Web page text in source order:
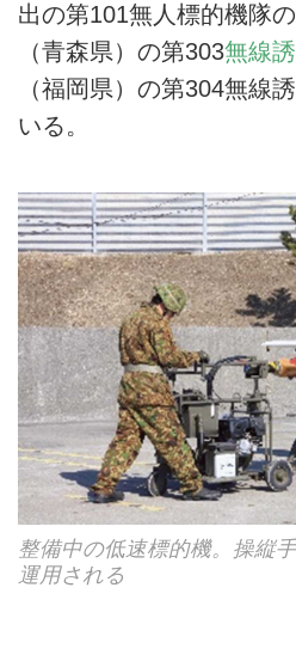
出の第101無人標的機隊
（青森県）の第303無線
（福岡県）の第304無線
いる。
整備中の低速標的機。操縦
運用される